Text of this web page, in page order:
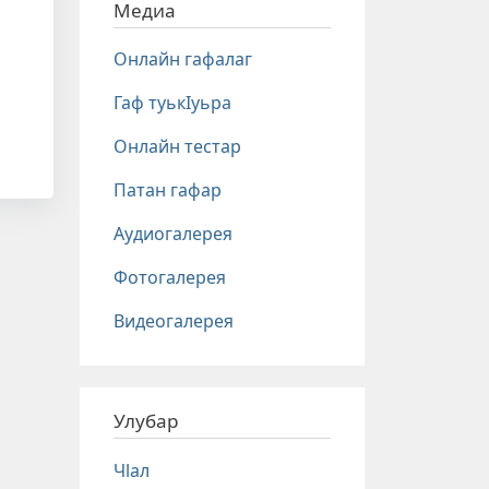
Медиа
Онлайн гафалаг
Гаф туькIуьра
Онлайн тестар
Патан гафар
Аудиогалерея
Фотогалерея
Видеогалерея
Улубар
Чlал